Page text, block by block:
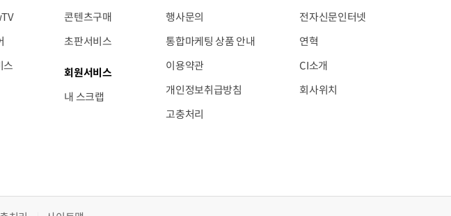
스
콘텐츠구매
초판서비스
회원서비스
내 스크랩
행사문의
통합마케팅 상품 안내
이용약관
개인정보취급방침
고충처리
전자신문인터넷
연혁
CI소개
회사위치